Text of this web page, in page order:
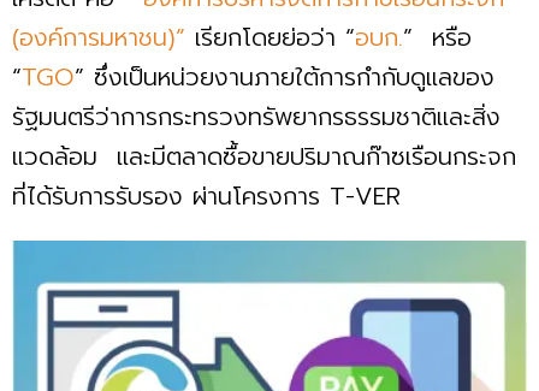
(องค์การมหาชน)” เรียกโดยย่อว่า “อบก.” หรือ
“TGO” ซึ่งเป็นหน่วยงานภายใต้การกำกับดูแลของ
รัฐมนตรีว่าการกระทรวงทรัพยากรธรรมชาติและสิ่ง
แวดล้อม และมีตลาดซื้อขายปริมาณก๊าซเรือนกระจก
ที่ได้รับการรับรอง ผ่านโครงการ T-VER